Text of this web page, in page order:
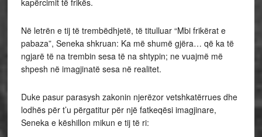
kapërcimit të frikës.
Në letrën e tij të trembëdhjetë, të titulluar “Mbi frikërat e
pabaza”, Seneka shkruan: Ka më shumë gjëra… që ka të
ngjarë të na trembin sesa të na shtypin; ne vuajmë më
shpesh në imagjinatë sesa në realitet.
Duke pasur parasysh zakonin njerëzor vetshkatërrues dhe
lodhës për t’u përgatitur për një fatkeqësi imagjinare,
Seneka e këshillon mikun e tij të ri: